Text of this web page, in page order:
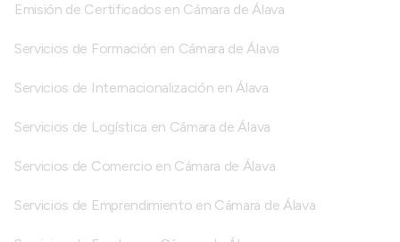
Emisión de Certificados en Cámara de Álava
Servicios de Formación en Cámara de Álava
Servicios de Internacionalización en Álava
Servicios de Logística en Cámara de Álava
Servicios de Comercio en Cámara de Álava
Servicios de Emprendimiento en Cámara de Álava